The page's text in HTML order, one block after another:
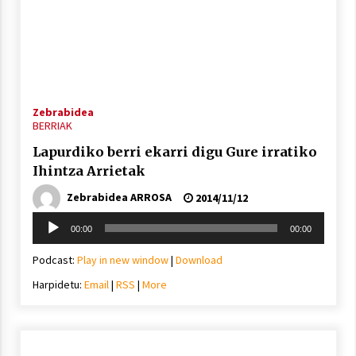
2021/06/30
Zebrabidea
BERRIAK
Lapurdiko berri ekarri digu Gure irratiko
Ihintza Arrietak
Zebrabidea ARROSA
2014/11/12
Soinu
erreproduzigailua
00:00 00:00
Podcast: Play in new window| Download
Harpidetu: Email| RSS | More